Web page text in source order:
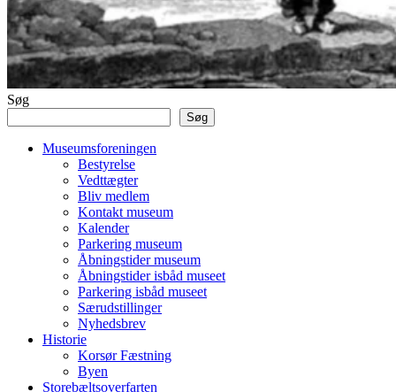
Søg
Søg
Museumsforeningen
Bestyrelse
Vedttægter
Bliv medlem
Kontakt museum
Kalender
Parkering museum
Åbningstider museum
Åbningstider isbåd museet
Parkering isbåd museet
Særudstillinger
Nyhedsbrev
Historie
Korsør Fæstning
Byen
Storebæltsoverfarten